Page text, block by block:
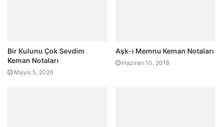
Bir Kulunu Çok Sevdim
Keman Notaları
Mayıs 5, 2020
Aşk-ı Memnu Keman Notaları
Haziran 10, 2018